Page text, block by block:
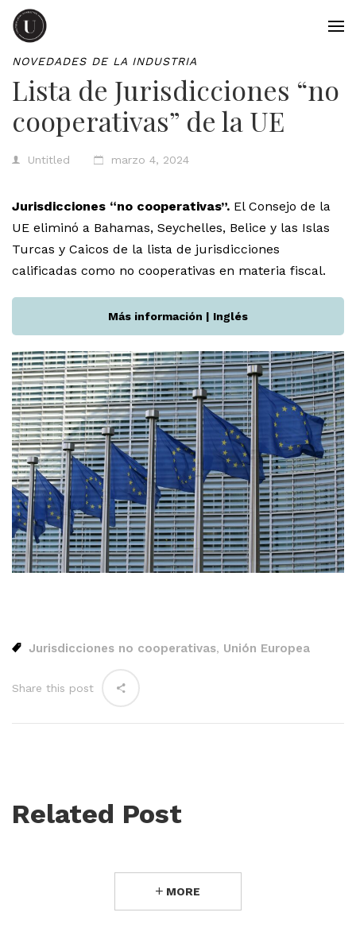
NOVEDADES DE LA INDUSTRIA
Lista de Jurisdicciones “no
cooperativas” de la UE
Untitled marzo 4, 2024
Jurisdicciones “no cooperativas”. El Consejo de la
UE eliminó a Bahamas, Seychelles, Belice y las Islas
Turcas y Caicos de la lista de jurisdicciones
calificadas como no cooperativas en materia fiscal.
Más información | Inglés
Jurisdicciones no cooperativas, Unión Europea
Share this post
Related Post
MORE